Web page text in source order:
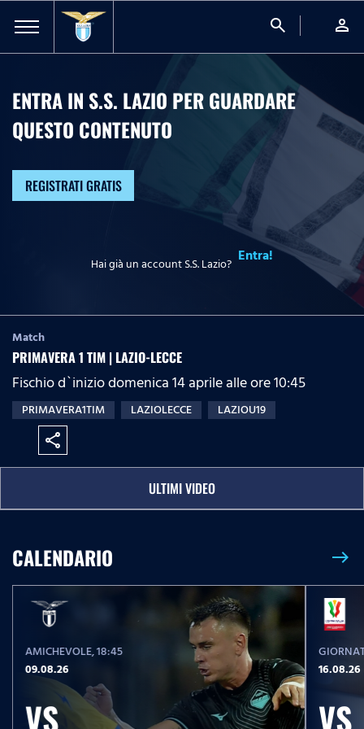
search person
ENTRA IN S.S. LAZIO PER GUARDARE
QUESTO CONTENUTO
REGISTRATI GRATIS
Hai già un account S.S. Lazio? Entra!
Match
PRIMAVERA 1 TIM | LAZIO-LECCE
Fischio d`inizio domenica 14 aprile alle ore 10:45
PRIMAVERA1TIM LAZIOLECCE LAZIOU19
share
ULTIMI VIDEO
CALENDARIO east
AMICHEVOLE, 18:45
09.08.26
VS
16.08.26
VS